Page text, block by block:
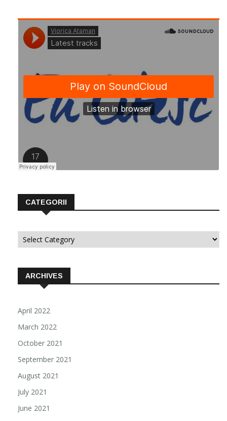
CATEGORII
Categorii
ARCHIVES
April 2022
March 2022
October 2021
September 2021
August 2021
July 2021
June 2021